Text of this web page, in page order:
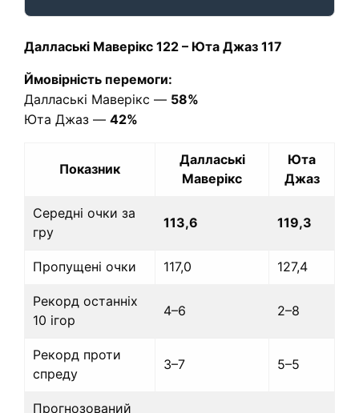
Даллаські Маверікс 122 – Юта Джаз 117
Ймовірність перемоги:
Даллаські Маверікс — 58%
Юта Джаз — 42%
Показник
Даллаські
Маверікс
Юта
Джаз
Середні очки за
гру
113,6 119,3
Пропущені очки 117,0 127,4
Рекорд останніх
10 ігор
4–6 2–8
Рекорд проти
спреду
3–7 5–5
Прогнозований